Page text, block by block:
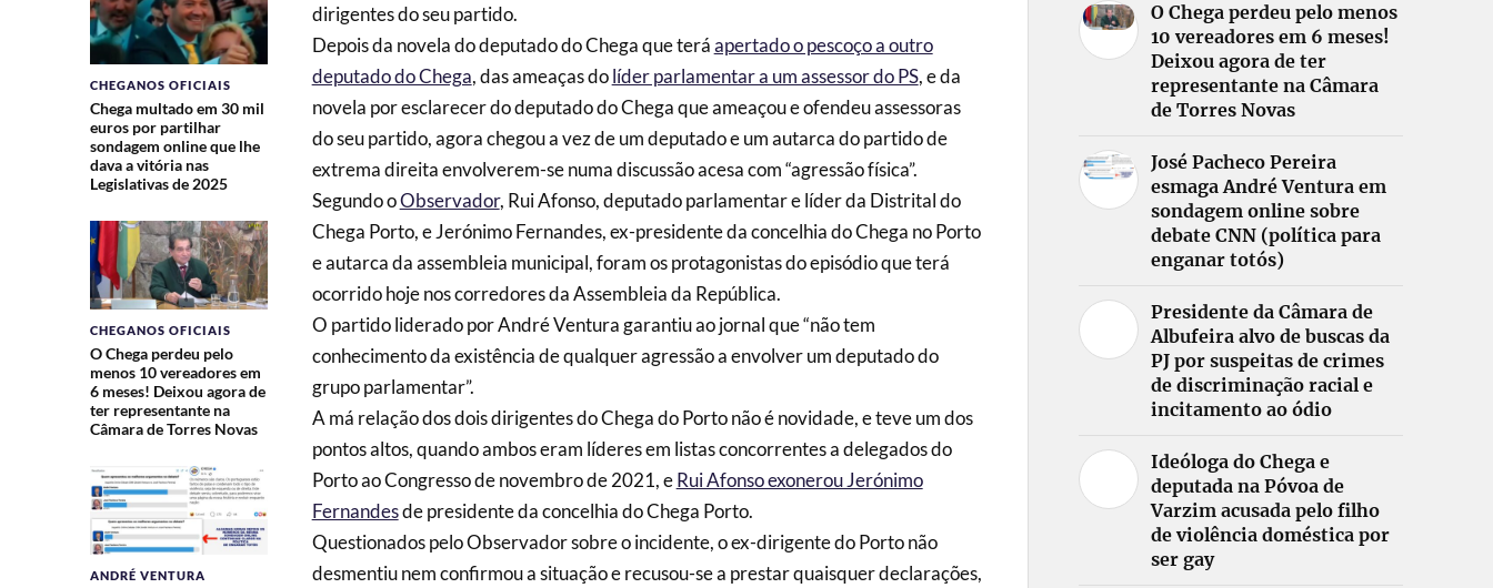
CHEGANOS OFICIAIS
Chega multado em 30 mil
euros por partilhar
sondagem online que lhe
dava a vitória nas
Legislativas de 2025
CHEGANOS OFICIAIS
O Chega perdeu pelo
menos 10 vereadores em
6 meses! Deixou agora de
ter representante na
Câmara de Torres Novas
ANDRÉ VENTURA
dirigentes do seu partido.
Depois da novela do deputado do Chega que teráapertado o pescoço a outro
deputado do Chega, das ameaças dolíder parlamentar a um assessor do PS, e da
novela por esclarecer do deputado do Chega que ameaçou e ofendeu assessoras
do seu partido, agora chegou a vez de um deputado e um autarca do partido de
extrema direita envolverem-se numa discussão acesa com “agressão física”.
Segundo oObservador, Rui Afonso, deputado parlamentar e líder da Distrital do
Chega Porto, e Jerónimo Fernandes, ex-presidente da concelhia do Chega no Porto
e autarca da assembleia municipal, foram os protagonistas do episódio que terá
ocorrido hoje nos corredores da Assembleia da República.
O partido liderado por André Ventura garantiu ao jornal que “não tem
conhecimento da existência de qualquer agressão a envolver um deputado do
grupo parlamentar”.
A má relação dos dois dirigentes do Chega do Porto não é novidade, e teve um dos
pontos altos, quando ambos eram líderes em listas concorrentes a delegados do
Porto ao Congresso de novembro de 2021, eRui Afonso exonerou Jerónimo
Fernandesde presidente da concelhia do Chega Porto.
Questionados pelo Observador sobre o incidente, o ex-dirigente do Porto não
desmentiu nem confirmou a situação e recusou-se a prestar quaisquer declarações,
O Chega perdeu pelo menos
10 vereadores em 6 meses!
Deixou agora de ter
representante na Câmara
de Torres Novas
José Pacheco Pereira
esmaga André Ventura em
sondagem online sobre
debate CNN (política para
enganar totós)
Presidente da Câmara de
Albufeira alvo de buscas da
PJ por suspeitas de crimes
de discriminação racial e
incitamento ao ódio
Ideóloga do Chega e
deputada na Póvoa de
Varzim acusada pelo filho
de violência doméstica por
ser gay